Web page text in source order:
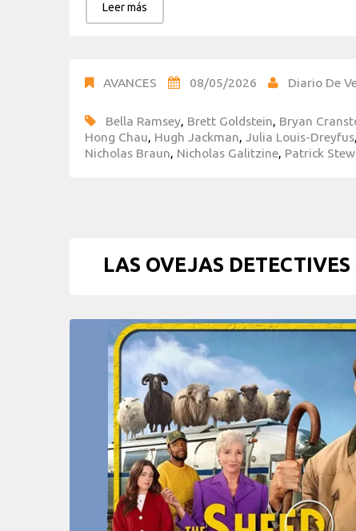
Leer más
AVANCES 08/05/2026 Diario De
Bella Ramsey, Brett Goldstein, Bryan
Hong Chau, Hugh Jackman, Julia Louis-Dreyfus,
Nicholas Braun, Nicholas Galitzine, Patrick
LAS OVEJAS